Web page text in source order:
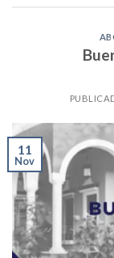
11
Nov